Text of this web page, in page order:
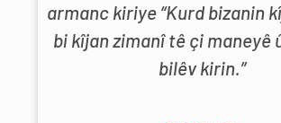
armanc kiriye “Kurd bizanin
bi kîjan zimanî tê çi maneyê
bilêv kirin.”